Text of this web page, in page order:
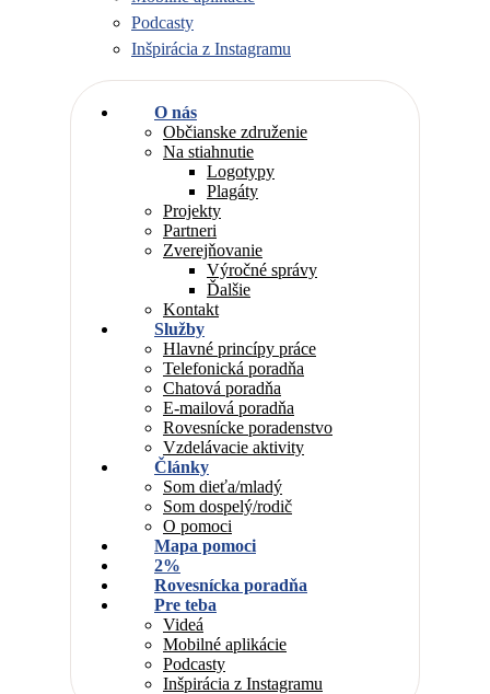
Podcasty
Inšpirácia z Instagramu
O nás
Občianske združenie
Na stiahnutie
Logotypy
Plagáty
Projekty
Partneri
Zverejňovanie
Výročné správy
Ďalšie
Kontakt
Služby
Hlavné princípy práce
Telefonická poradňa
Chatová poradňa
E-mailová poradňa
Rovesnícke poradenstvo
Vzdelávacie aktivity
Články
Som dieťa/mladý
Som dospelý/rodič
O pomoci
Mapa pomoci
2%
Rovesnícka poradňa
Pre teba
Videá
Mobilné aplikácie
Podcasty
Inšpirácia z Instagramu